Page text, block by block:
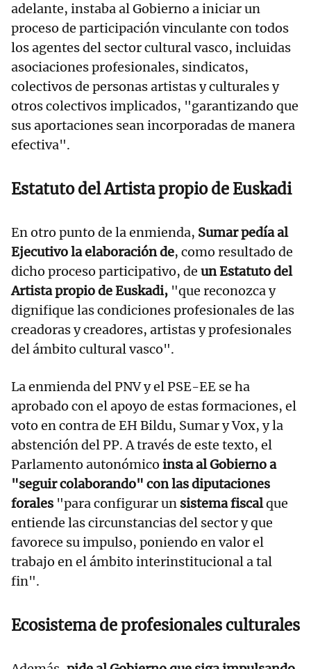
adelante, instaba al Gobierno a iniciar un
proceso de participación vinculante con todos
los agentes del sector cultural vasco, incluidas
asociaciones profesionales, sindicatos,
colectivos de personas artistas y culturales y
otros colectivos implicados, "garantizando que
sus aportaciones sean incorporadas de manera
efectiva".
Estatuto del Artista propio de Euskadi
En otro punto de la enmienda, Sumar pedía al
Ejecutivo la elaboración de, como resultado de
dicho proceso participativo, de un Estatuto del
Artista propio de Euskadi, "que reconozca y
dignifique las condiciones profesionales de las
creadoras y creadores, artistas y profesionales
del ámbito cultural vasco".
La enmienda del PNV y el PSE-EE se ha
aprobado con el apoyo de estas formaciones, el
voto en contra de EH Bildu, Sumar y Vox, y la
abstención del PP. A través de este texto, el
Parlamento autonómico insta al Gobierno a
"seguir colaborando" con las diputaciones
forales "para configurar un sistema fiscalque
entiende las circunstancias del sector y que
favorece su impulso, poniendo en valor el
trabajo en el ámbito interinstitucional a tal
fin".
Ecosistema de profesionales culturales